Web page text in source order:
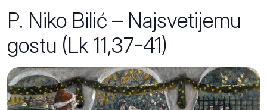
P. Niko Bilić – Najsvetijemu
gostu (Lk 11,37-41)